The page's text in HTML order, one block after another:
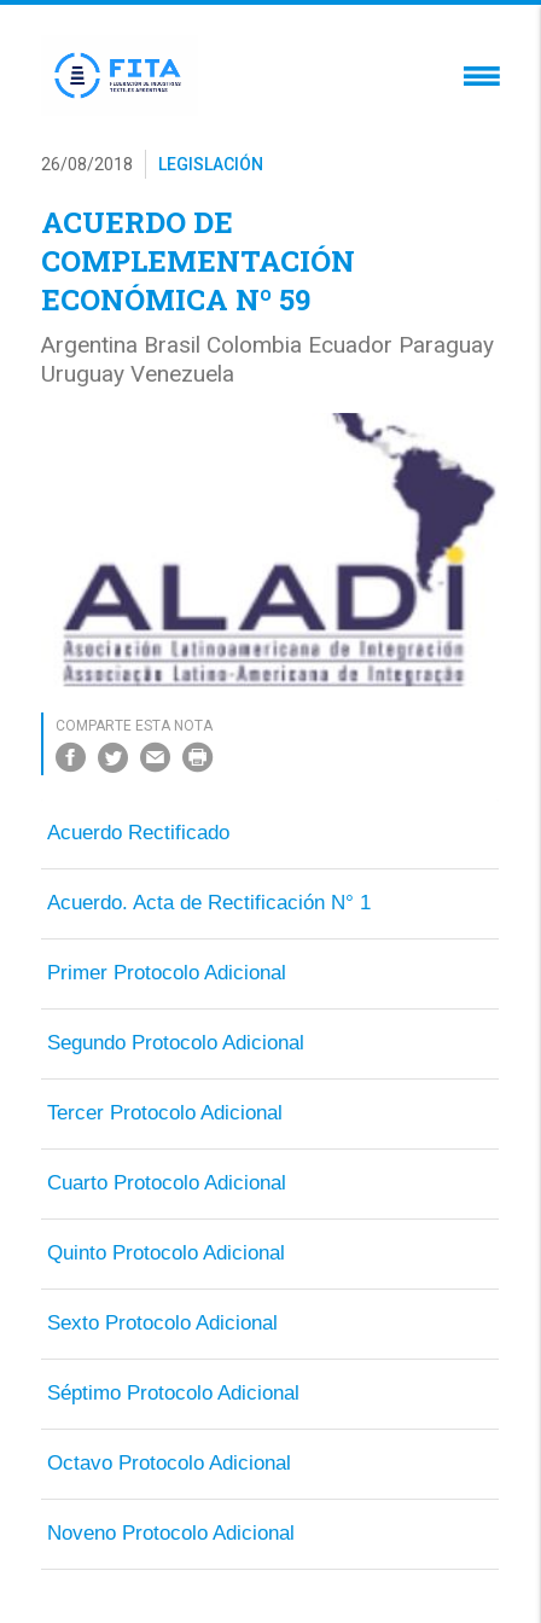
26/08/2018 LEGISLACIÓN
ACUERDO DE
COMPLEMENTACIÓN
ECONÓMICA Nº 59
Argentina Brasil Colombia Ecuador Paraguay
Uruguay Venezuela
COMPARTE ESTA NOTA
Acuerdo Rectificado
Acuerdo. Acta de Rectificación N° 1
Primer Protocolo Adicional
Segundo Protocolo Adicional
Tercer Protocolo Adicional
Cuarto Protocolo Adicional
Quinto Protocolo Adicional
Sexto Protocolo Adicional
Séptimo Protocolo Adicional
Octavo Protocolo Adicional
Noveno Protocolo Adicional